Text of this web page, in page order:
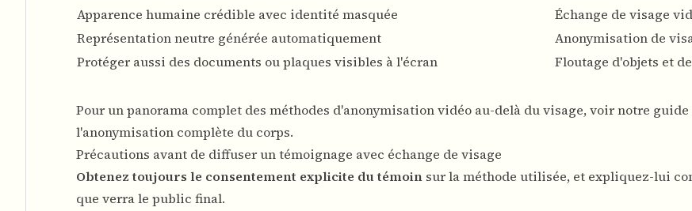
Apparence humaine crédible avec identité masquée
Échange de visage
Représentation neutre générée automatiquement
Anonymisation de
Protéger aussi des documents ou plaques visibles à l'écran
Floutage d'objets et
Pour un panorama complet des méthodes d'anonymisation vidéo au-delà du visage, voir notre guide
l'anonymisation complète du corps.
Précautions avant de diffuser un témoignage avec échange de visage
Obtenez toujours le consentement explicite du témoin sur la méthode utilisée, et expliquez-lui
que verra le public final.